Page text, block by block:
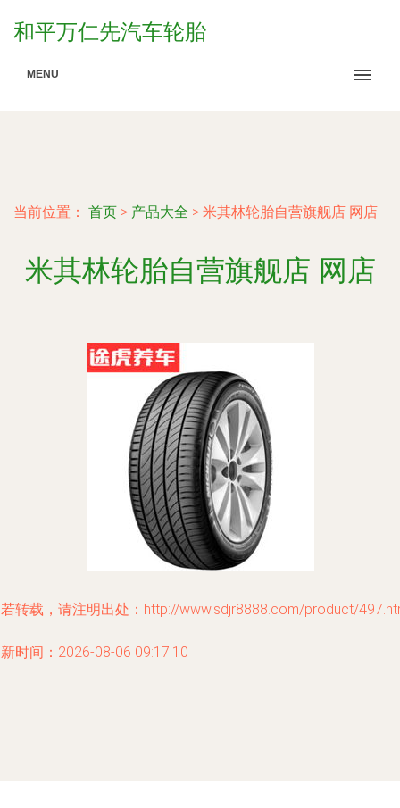
和平万仁先汽车轮胎
MENU
当前位置： 首页 > 产品大全 > 米其林轮胎自营旗舰店 网店
米其林轮胎自营旗舰店 网店
转载，请注明出处：http://www.sdjr8888.com/product/
时间：2026-08-06 09:17:10